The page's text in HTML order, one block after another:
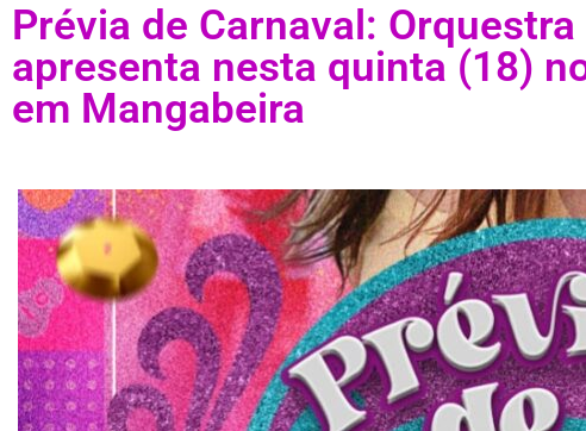
Prévia de Carnaval:
apresenta nesta quinta (18)
em Mangabeira